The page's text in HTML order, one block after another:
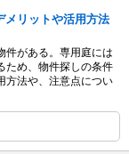
メリットや活用方法
件がある。専用庭には
ため、物件探しの条件
方法や、注意点につい